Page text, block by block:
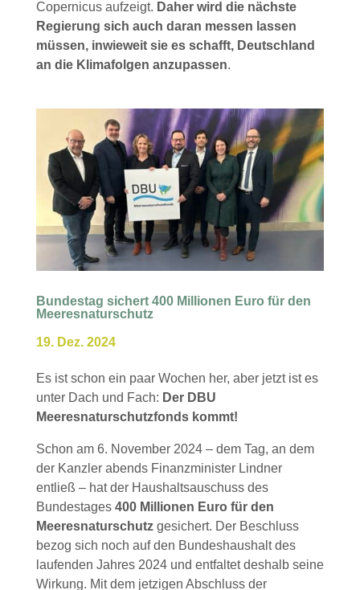
Copernicus aufzeigt. Daher wird die nächste
Regierung sich auch daran messen lassen
müssen, inwieweit sie es schafft, Deutschland
an die Klimafolgen anzupassen.
Bundestag sichert 400 Millionen Euro für den
Meeresnaturschutz
19. Dez. 2024
Es ist schon ein paar Wochen her, aber jetzt ist es
unter Dach und Fach: Der DBU
Meeresnaturschutzfonds kommt!
Schon am 6. November 2024 – dem Tag, an dem
der Kanzler abends Finanzminister Lindner
entließ – hat der Haushaltsauschuss des
Bundestages400 Millionen Euro für den
Meeresnaturschutz gesichert. Der Beschluss
bezog sich noch auf den Bundeshaushalt des
laufenden Jahres 2024 und entfaltet deshalb seine
Wirkung. Mit dem jetzigen Abschluss der